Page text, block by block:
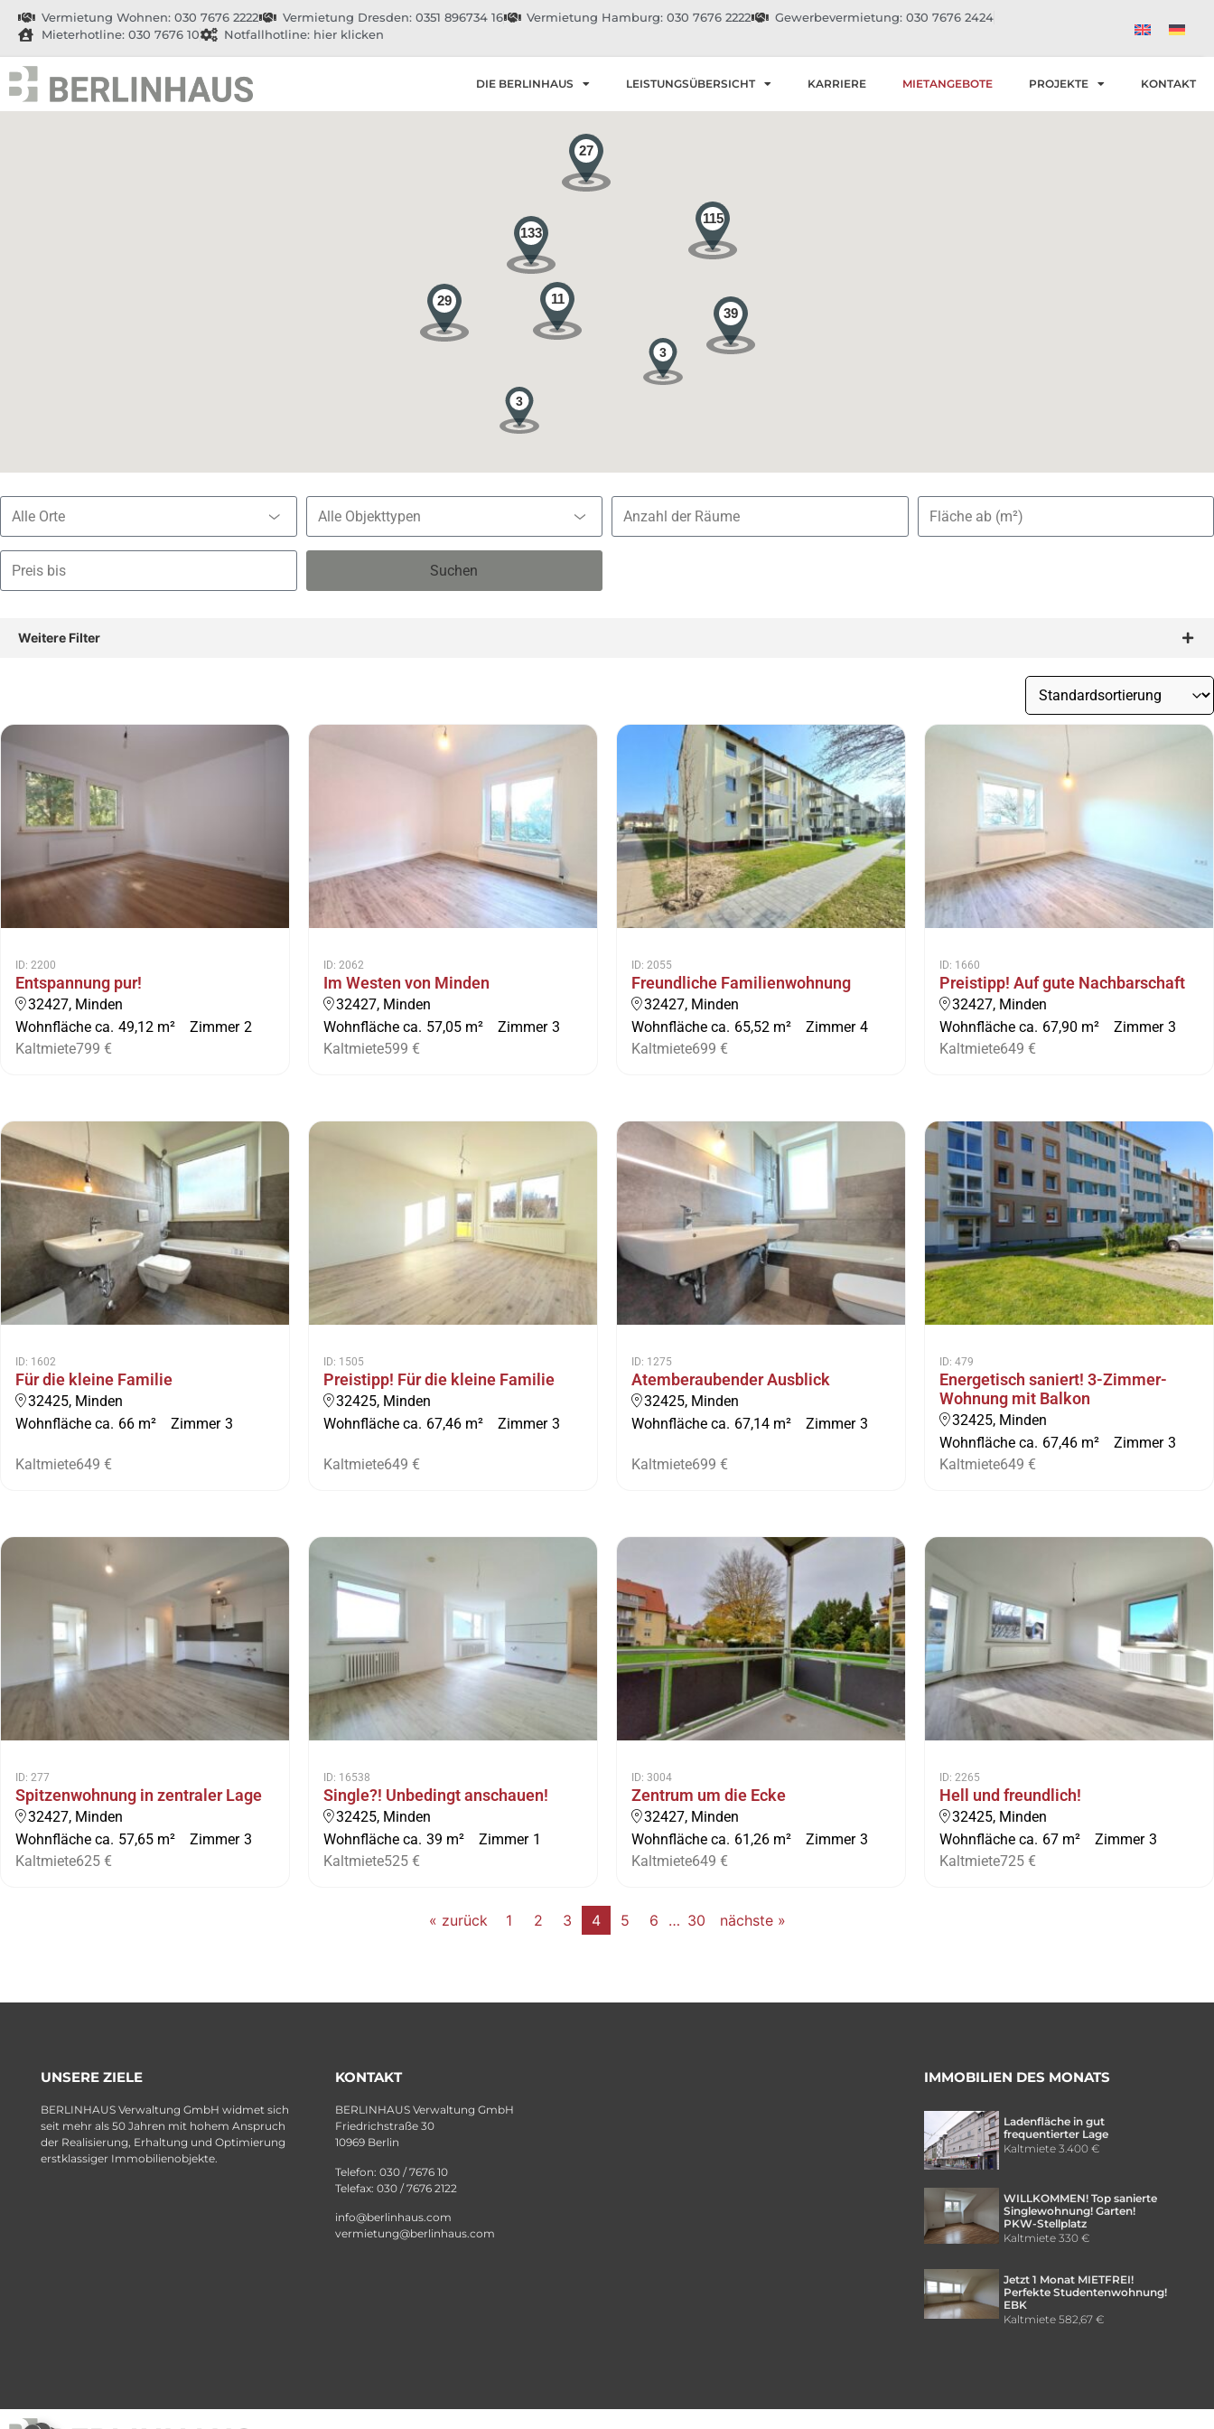
Vermietung Wohnen: 030 7676 2222 Vermietung Dresden: 0351 896734 16 Vermietung Hamburg: 030 7676 2222
Gewerbevermietung: 030 7676 2424
Mieterhotline: 030 7676 10
Notfallhotline: hier klicken
DIE BERLINHAUS LEISTUNGSÜBERSICHT KARRIERE MIETANGEBOTE PROJEKTE KONTAKT
29
133
115
39
27
3
11
3
Alle Orte Alle Objekttypen
Suchen
Weitere Filter
ID: 2200
Entspannung pur!
32427, Minden
49,12 m²
Wohnfläche ca. 2
Zimmer
Kaltmiete799 €
ID: 2062
Im Westen von Minden
32427, Minden
57,05 m²
Wohnfläche ca. 3
Zimmer
Kaltmiete599 €
ID: 2055
Freundliche Familienwohnung
32427, Minden
65,52 m²
Wohnfläche ca. 4
Zimmer
Kaltmiete699 €
ID: 1660
Preistipp! Auf gute Nachbarschaft
32427, Minden
67,90 m²
Wohnfläche ca. 3
Zimmer
Kaltmiete649 €
ID: 1602
Für die kleine Familie
32425, Minden
66 m²
Wohnfläche ca. 3
Zimmer
Kaltmiete649 €
ID: 1505
Preistipp! Für die kleine Familie
32425, Minden
67,46 m²
Wohnfläche ca. 3
Zimmer
Kaltmiete649 €
ID: 1275
Atemberaubender Ausblick
32425, Minden
67,14 m²
Wohnfläche ca. 3
Zimmer
Kaltmiete699 €
ID: 479
Energetisch saniert! 3-Zimmer-
Wohnung mit Balkon
32425, Minden
67,46 m²
Wohnfläche ca. 3
Zimmer
Kaltmiete649 €
ID: 277
Spitzenwohnung in zentraler Lage
32427, Minden
57,65 m²
Wohnfläche ca. 3
Zimmer
Kaltmiete625 €
ID: 16538
Single?! Unbedingt anschauen!
32425, Minden
39 m²
Wohnfläche ca. 1
Zimmer
Kaltmiete525 €
ID: 3004
Zentrum um die Ecke
32427, Minden
61,26 m²
Wohnfläche ca. 3
Zimmer
Kaltmiete649 €
ID: 2265
Hell und freundlich!
32425, Minden
67 m²
Wohnfläche ca. 3
Zimmer
Kaltmiete725 €
« zurück 1 2 3 4 5 6 … 30 nächste »
UNSERE ZIELE
BERLINHAUS Verwaltung GmbH widmet sich
seit mehr als 50 Jahren mit hohem Anspruch
der Realisierung, Erhaltung und Optimierung
erstklassiger Immobilienobjekte.
KONTAKT
BERLINHAUS Verwaltung GmbH
Friedrichstraße 30
10969 Berlin
Telefon: 030 / 7676 10
Telefax: 030 / 7676 2122
info@berlinhaus.com
vermietung@berlinhaus.com
IMMOBILIEN DES MONATS
Ladenfläche in gut
frequentierter Lage
Kaltmiete3.400 €
WILLKOMMEN! Top sanierte
Singlewohnung! Garten!
PKW-Stellplatz
Kaltmiete330 €
Jetzt 1 Monat MIETFREI!
Perfekte Studentenwohnung!
EBK
Kaltmiete582,67 €